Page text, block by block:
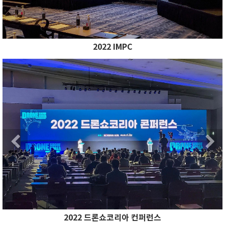
2022 IMPC
Previous
Previous
2022 드론쇼코리아 컨퍼런스